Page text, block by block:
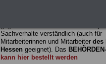
Sachverhalte verständlich (auch für
Mitarbeiterinnen und Mitarbeiter des
Hessen geeignet). Das
kann hier bestellt werden